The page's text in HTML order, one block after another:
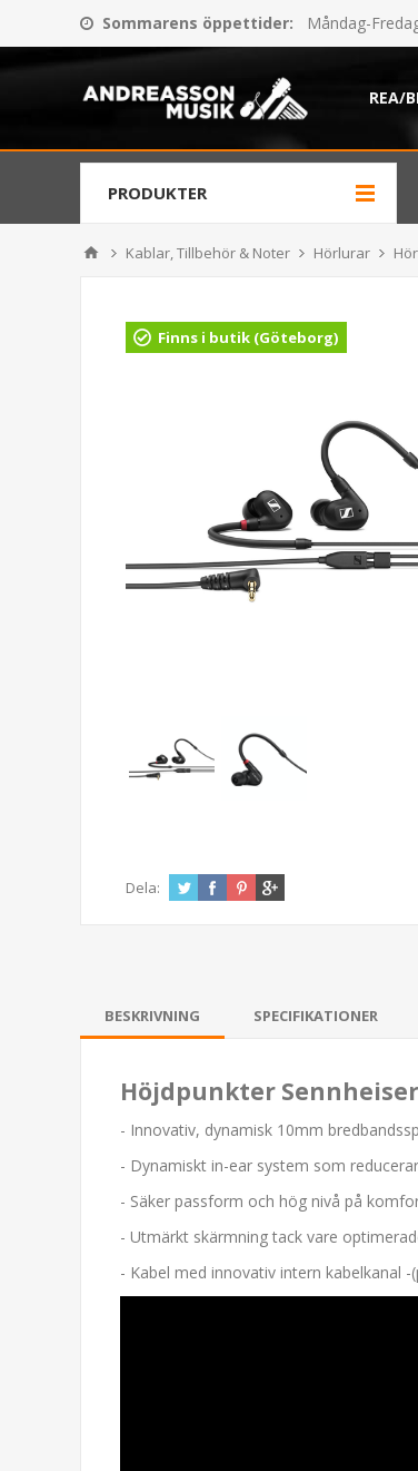
Sommarens öppettider: Måndag-
REA/
PRODUKTER
Kablar, Tillbehör & Noter Hörlurar
Finns i butik (Göteborg)
Dela:
BESKRIVNING SPECIFIKATIONER
Höjdpunkter Sennheiser
- Innovativ, dynamisk 10mm
- Dynamiskt in-ear system som
- Säker passform och hög nivå på
- Utmärkt skärmning tack vare
- Kabel med innovativ intern kabelkanal